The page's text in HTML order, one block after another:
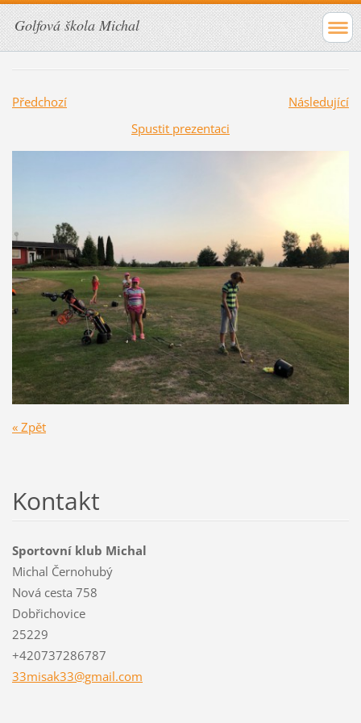
Golfová škola Michal
Předchozí
Následující
Spustit prezentaci
« Zpět
Kontakt
Sportovní klub Michal
Michal Černohubý
Nová cesta 758
Dobřichovice
25229
+420737286787
33misak33@gmail.com